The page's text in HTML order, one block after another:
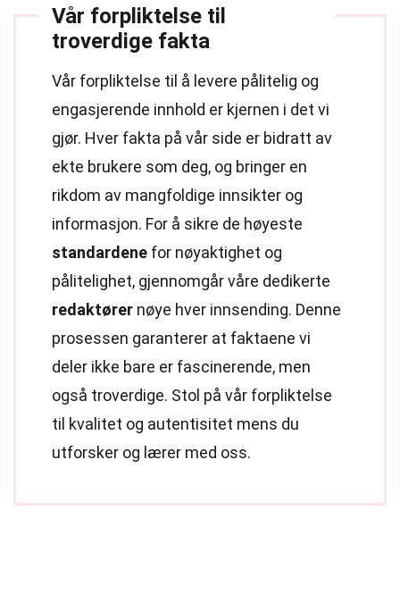
Vår forpliktelse til
troverdige fakta
Vår forpliktelse til å levere pålitelig og
engasjerende innhold er kjernen i det vi
gjør. Hver fakta på vår side er bidratt av
ekte brukere som deg, og bringer en
rikdom av mangfoldige innsikter og
informasjon. For å sikre de høyeste
standardene for nøyaktighet og
pålitelighet, gjennomgår våre dedikerte
redaktører nøye hver innsending. Denne
prosessen garanterer at faktaene vi
deler ikke bare er fascinerende, men
også troverdige. Stol på vår forpliktelse
til kvalitet og autentisitet mens du
utforsker og lærer med oss.